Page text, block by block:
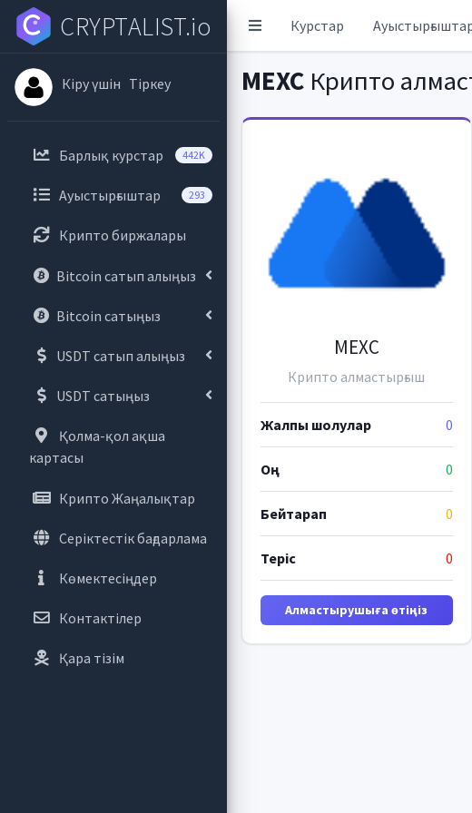
Курстар
CRYPTALIST.io
Кіру үшін Тіркеу
Барлық курстар 442K
Ауыстырғыштар 293
Крипто биржалары
Bitcoin сатып алыңыз
Bitcoin сатыңыз
USDT сатып алыңыз
USDT сатыңыз
Қолма-қол ақша
картасы
Крипто Жаңалықтар
Серіктестік бағдарлама
Көмектесіңдер
Контактілер
Қара тізім
MEXCКрипто
MEXC
Крипто алмастырғыш
Жалпы шолулар 0
Оң 0
Бейтарап 0
Теріс 0
Алмастырушыға өтіңіз